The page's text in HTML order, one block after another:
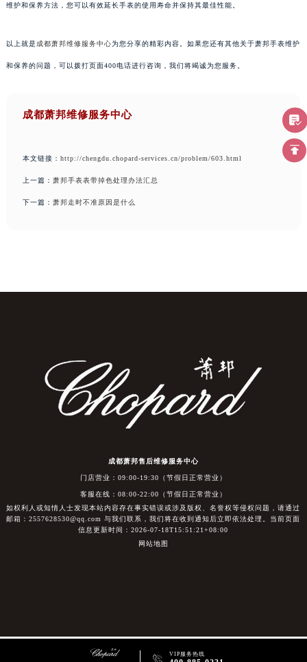
维护和保养方法，您可以有效延长手表的使用寿命并保持其最佳性能。
以上就是 成都萧邦维修服务中心为您分享的精彩内容。如果您还有其他关于萧邦手表维护
和保养的问题，可以拨打页面400电话进行咨询，我们将竭诚为您服务。
成都萧邦维修服务中心
本文链接： http://chengdu.chopard-services.cn/problem/603.html
上一篇： 萧邦手表表带掉色处理办法汇总
下一篇： 萧邦走时不准原因是什么
成都萧邦售后维修服务中心
门店营业：09:00-19:30（节假日正常营业）
客服在线：08:00-22:00（节假日正常营业）
如权利人或知情人士发现本站内容存在事实错误或涉及版权、名誉权等侵权问题，请通过
邮箱：2557628530@qq.com 与我们联系，我们将在收到通知后立即依法处理。当前页面
信息更新时间：2026-07-18T15:51:21+08:00
网站地图
 VIP服务热线